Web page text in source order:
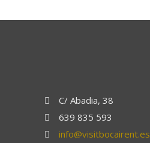
C/ Abadia, 38
639 835 593
info@visitbocairent.es